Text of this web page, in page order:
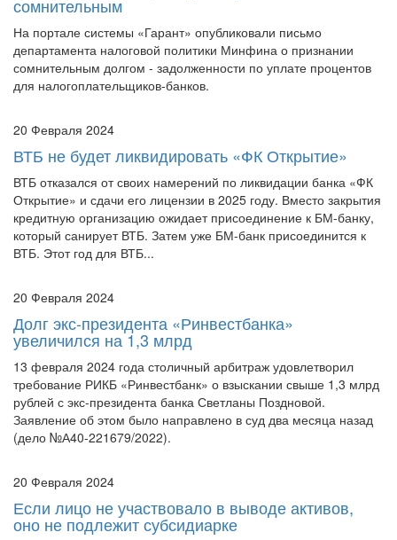
сомнительным
На портале системы «Гарант» опубликовали письмо
департамента налоговой политики Минфина о признании
сомнительным долгом - задолженности по уплате процентов
для налогоплательщиков-банков.
20 Февраля 2024
ВТБ не будет ликвидировать «ФК Открытие»
ВТБ отказался от своих намерений по ликвидации банка «ФК
Открытие» и сдачи его лицензии в 2025 году. Вместо закрытия
кредитную организацию ожидает присоединение к БМ-банку,
который санирует ВТБ. Затем уже БМ-банк присоединится к
ВТБ. Этот год для ВТБ...
20 Февраля 2024
Долг экс-президента «Ринвестбанка»
увеличился на 1,3 млрд
13 февраля 2024 года столичный арбитраж удовлетворил
требование РИКБ «Ринвестбанк» о взыскании свыше 1,3 млрд
рублей с экс-президента банка Светланы Поздновой.
Заявление об этом было направлено в суд два месяца назад
(дело №А40-221679/2022).
20 Февраля 2024
Если лицо не участвовало в выводе активов,
оно не подлежит субсидиарке